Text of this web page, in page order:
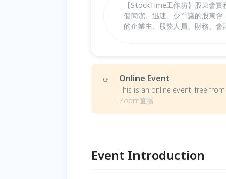
【StockTime工作坊】股東會
個簡潔、迅速、少爭議的股東
的企業主、股務人員、財務、會
Online Event
This is an online event, free
Zoom直播
Event Introduction